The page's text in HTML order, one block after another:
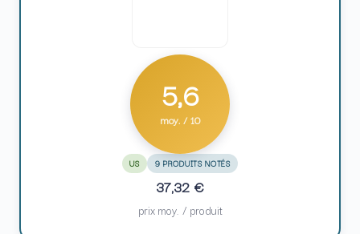
5,6
moy. / 10
US 9 PRODUITS NOTÉS
37,32 €
prix moy. / produit